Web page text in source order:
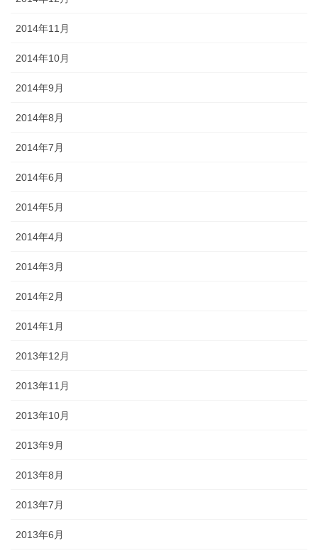
2014年11月
2014年10月
2014年9月
2014年8月
2014年7月
2014年6月
2014年5月
2014年4月
2014年3月
2014年2月
2014年1月
2013年12月
2013年11月
2013年10月
2013年9月
2013年8月
2013年7月
2013年6月